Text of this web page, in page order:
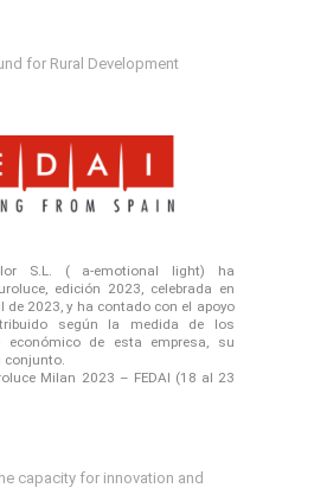
for Rural Development
S.L. ( a-emotional light) ha
edición 2023, celebrada en
de 2023, y ha contado con el apoyo
según la medida de los
económico de esta empresa, su
conjunto.
Milan 2023 – FEDAI (18 al 23
capacity for innovation and